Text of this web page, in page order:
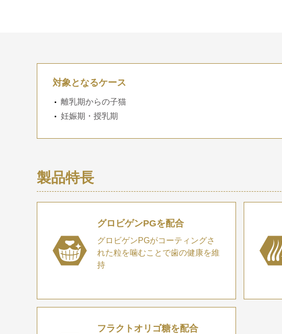
対象となるケース
離乳期からの子猫
妊娠期・授乳期
製品特長
グロビゲンPGを配合
グロビゲンPGがコーティングさ
れた粒を噛むことで歯の健康を維
持
フラクトオリゴ糖を配合